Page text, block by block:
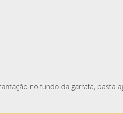
no fundo da garrafa, basta